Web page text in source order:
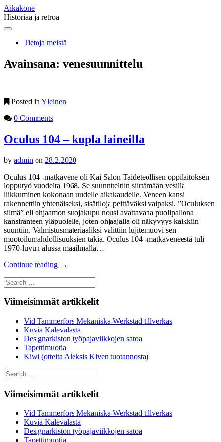
Aikakone
Historiaa ja retroa
Main
Skip
contentTietoja meistä
Avainsana: venesuunnittelu
Posted in Yleinen
0 Comments
Oculus 104 – kupla laineilla
by admin on 28.2.2020
Oculus 104 -matkavene oli Kai Salon Taideteollisen oppilaitoksen
lopputyö vuodelta 1968. Se suunniteltiin siirtämään vesillä
liikkuminen kokonaan uudelle aikakaudelle. Veneen kansi
rakennettiin yhtenäiseksi, sisätiloja peittäväksi vaipaksi. ”Oculuksen
silmä” eli ohjaamon suojakupu nousi avattavana puolipallona
kansiranteen yläpuolelle, joten ohjaajalla oli näkyvyys kaikkiin
suuntiin. Valmistusmateriaaliksi valittiin lujitemuovi sen
muotoilumahdollisuuksien takia. Oculus 104 -matkaveneestä tuli
1970-luvun alussa maailmalla…
Continue reading →
Search
for:
Viimeisimmät artikkelit
Vid Tammerfors Mekaniska-Werkstad tillverkas
Kuvia Kalevalasta
Designarkiston työpajaviikkojen satoa
Tapettimuotia
Kiwi (otteita Aleksis Kiven tuotannosta)
Search
for:
Viimeisimmät artikkelit
Vid Tammerfors Mekaniska-Werkstad tillverkas
Kuvia Kalevalasta
Designarkiston työpajaviikkojen satoa
Tapettimuotia